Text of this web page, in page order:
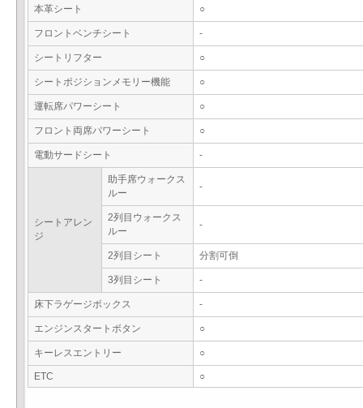
本革シート ○
フロントベンチシート -
シートリフター ○
シートポジションメモリー機能 ○
運転席パワーシート ○
フロント両席パワーシート ○
電動サードシート -
シートアレン
ジ
助手席ウォークス
ルー
-
2列目ウォークス
ルー
-
2列目シート 分割可倒
3列目シート -
床下ラゲージボックス -
エンジンスタートボタン ○
キーレスエントリー ○
ETC ○